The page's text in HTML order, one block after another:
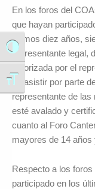
Alternar alto contraste
Alternar tamaño de
En los foros del
que hayan
últimos diez años,
representante legal,
autorizada por el
de asistir por parte
representante de
esté avalado y
cuanto al Foro
mayores de 14
Respecto a los
participado en los